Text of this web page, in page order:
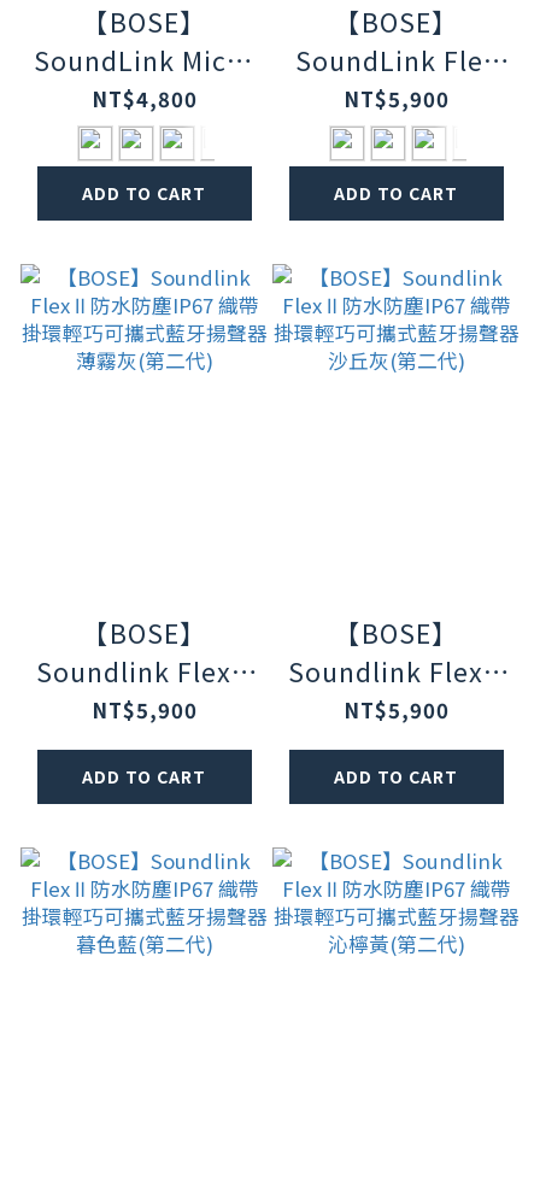
【BOSE】
SoundLink Micro
IP67 防水防塵 可
掛提帶迷你可攜式
藍牙揚聲器 第二代
六色任選
NT$4,800
ADD TO CART
【BOSE】
SoundLink Flex
可攜式揚聲器(第
二代) 八色任選
NT$5,900
ADD TO CART
【BOSE】
Soundlink Flex Ⅱ
防水防塵IP67 織
帶掛環輕巧可攜式
藍牙揚聲器 薄霧灰
NT$5,900
ADD TO CART
【BOSE】
Soundlink Flex Ⅱ
防水防塵IP67 織
帶掛環輕巧可攜式
藍牙揚聲器 沙丘灰
NT$5,900
ADD TO CART